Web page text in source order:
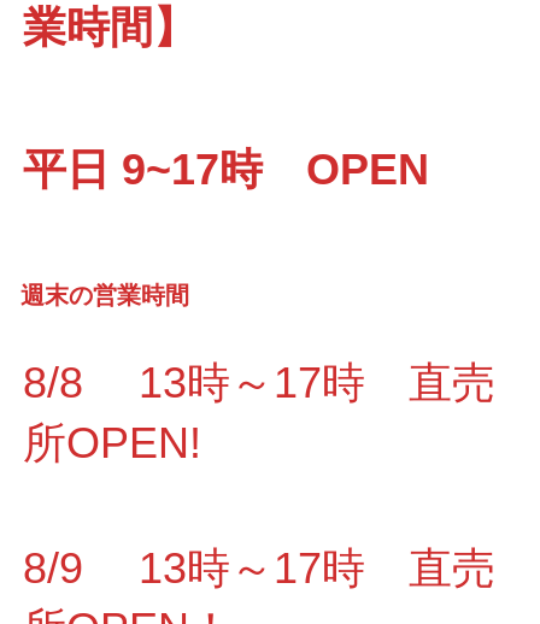
業時間】
平日 9~17時 OPEN
週末の営業時間
8/8 13時～17時 直売
所OPEN!
8/9 13時～17時 直売